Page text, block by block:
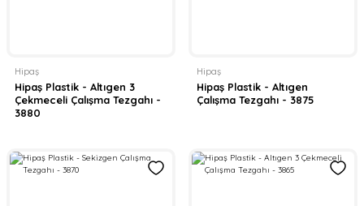
Hipaş
Hipaş Plastik - Altıgen 3
Çekmeceli Çalışma Tezgahı -
3880
Hipaş
Hipaş Plastik - Altıgen
Çalışma Tezgahı - 3875